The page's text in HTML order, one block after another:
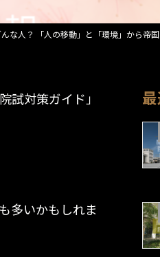
な人？ 「人の移動」と「環境」から帝
試対策ガイド」
多いかもしれま